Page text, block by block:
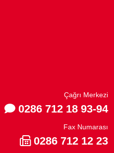
Çağrı Merkezi
0286 712 18 93-94
Fax Numarası
0286 712 12 23